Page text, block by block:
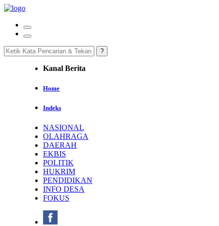
Kanal Berita
Home
Indeks
NASIONAL
OLAHRAGA
DAERAH
EKBIS
POLITIK
HUKRIM
PENDIDIKAN
INFO DESA
FOKUS